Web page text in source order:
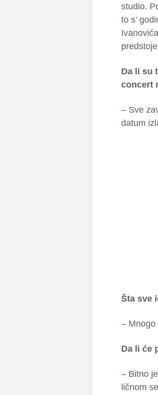
studio.
to s’
Da li su
concert
– Sve
datum
Šta sve
– Mnogo
Da li će
– Bitno
ličnom